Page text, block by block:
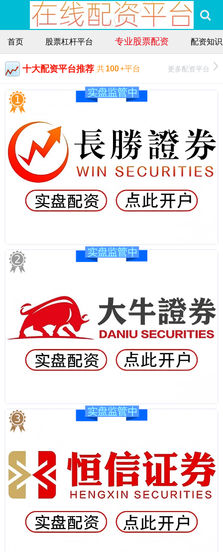
首页 股票杠杆平台 专业股票配资 配资知
十大配资平台推荐 共100+平台 更多配资平台